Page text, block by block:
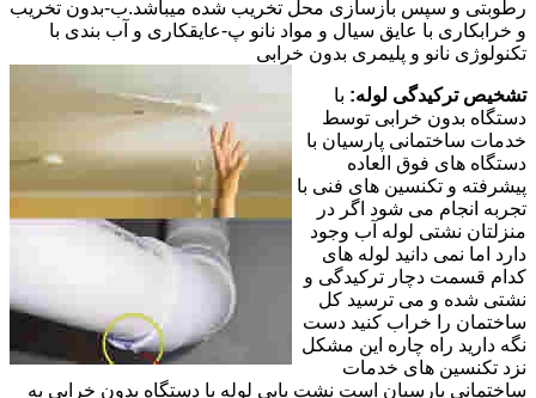
رطوبتی و سپس بازسازی محل تخریب شده میباشد.ب-بدون تخریب
و خرابکاری با عایق سیال و مواد نانو پ-عایقکاری و آب بندی با
تکنولوژی نانو و پلیمری بدون خرابی
تشخیص ترکیدگی لوله: با
دستگاه بدون خرابی توسط
خدمات ساختمانی پارسیان با
دستگاه های فوق العاده
پیشرفته و تکنسین های فنی با
تجربه انجام می شود اگر در
منزلتان نشتی لوله آب وجود
دارد اما نمی دانید لوله های
کدام قسمت دچار ترکیدگی و
نشتی شده و می ترسید کل
ساختمان را خراب کنید دست
نگه دارید راه چاره این مشکل
نزد تکنسین های خدمات
ساختمانی پارسیان است نشت یابی لوله با دستگاه بدون خرابی به